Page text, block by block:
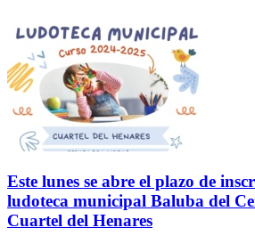
Este lunes se abre el plazo de
ludoteca municipal Baluba del
Cuartel del Henares